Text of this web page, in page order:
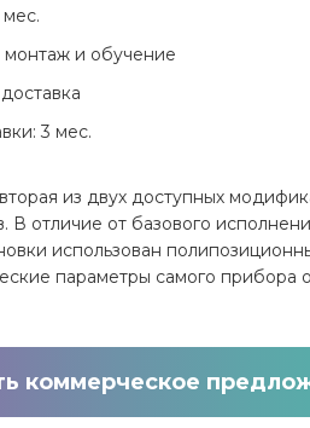
мес.
монтаж и обучение
3 мес.
из двух доступных
В отличие от базового
использован
параметры самого прибора
коммерческое